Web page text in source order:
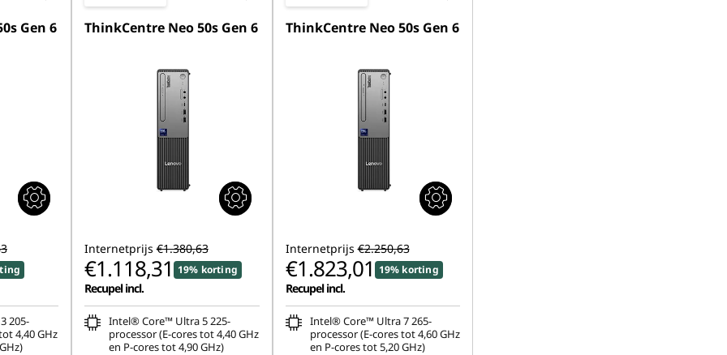
Gen 6
205-
4,40 GHz
ThinkCentre Neo 50s Gen 6
Internetprijs €1.380,63
€1.118,31 19% korting
Recupel incl.
Intel® Core™ Ultra 5 225-
processor (E-cores tot 4,40 GHz
en P-cores tot 4,90 GHz)
ThinkCentre Neo 50s Gen 6
Internetprijs €2.250,63
€1.823,01 19% korting
Recupel incl.
Intel® Core™ Ultra 7 265-
processor (E-cores tot 4,60 GHz
en P-cores tot 5,20 GHz)